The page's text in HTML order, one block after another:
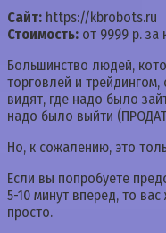
Сайт: https://kbrobots.ru
Стоимость: от 9999 р. за
Большинство людей,
торговлей и трейдингом,
видят, где надо было
надо было выйти
Но, к сожалению, это
Если вы попробуете
5-10 минут вперед, то
просто.